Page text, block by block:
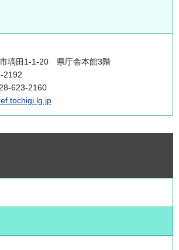
塙田1-1-20 県庁舎本館3階
2192
623-2160